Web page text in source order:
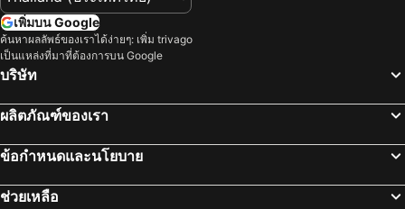
RHM Luxury Hotel And Suite
Pavilion Hotel Da Nang
Golden Line Hotel Danang
Le Sands Oceanfront Danang Hotel
Rosamia Da Nang Hotel
Sofia Suite Hotel Danang
Thien Phuc Hotel
เพิ่มบน Google
ค้นหาผลลัพธ์ของเราได้ง่ายๆ: เพิ่ม trivago
เป็นแหล่งที่มาที่ต้องการบน Google
บริษัท
ผลิตภัณฑ์ของเรา
ข้อกำหนดและนโยบาย
ช่วยเหลือ